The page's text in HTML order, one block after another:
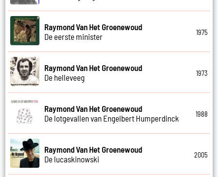
Raymond Van Het Groenewoud
De eerste minister
1975
Raymond Van Het Groenewoud
De helleveeg
1973
Raymond Van Het Groenewoud
De lotgevallen van Engelbert Humperdinck
1988
Raymond Van Het Groenewoud
De lucaskinowski
2005